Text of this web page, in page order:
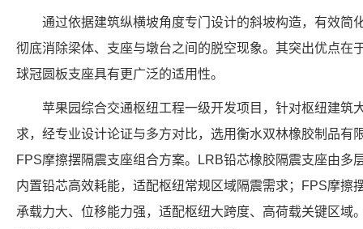
通过依据建筑纵横坡角度专门设计的斜坡构造，有效简
彻底消除梁体、支座与墩台之间的脱空现象。其突出优点在
球冠圆板支座具有更广泛的适用性。
苹果园综合交通枢纽工程一级开发项目，针对枢纽建筑
求，经专业设计论证与多方对比，选用衡水双林橡胶制品有
FPS摩擦摆隔震支座组合方案。LRB铅芯橡胶隔震支座由多
内置铅芯高效耗能，适配枢纽常规区域隔震需求；FPS摩擦
承载力大、位移能力强，适配枢纽大跨度、高荷载关键区域